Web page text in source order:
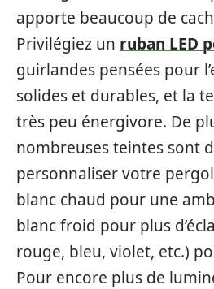
apporte beaucoup de
Privilégiez un ruban LED
guirlandes pensées pour
solides et durables, et la
très peu énergivore. De
nombreuses teintes sont
personnaliser votre
blanc chaud pour une
blanc froid pour plus
rouge, bleu, violet, etc.)
Pour encore plus de